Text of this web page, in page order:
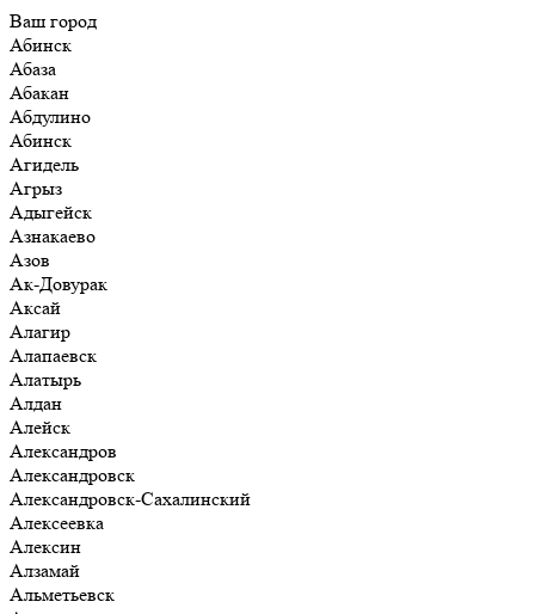
Ваш город
Абинск
Абаза
Абакан
Абдулино
Абинск
Агидель
Агрыз
Адыгейск
Азнакаево
Азов
Ак-Довурак
Аксай
Алагир
Алапаевск
Алатырь
Алдан
Алейск
Александров
Александровск
Александровск-Сахалинский
Алексеевка
Алексин
Алзамай
Альметьевск